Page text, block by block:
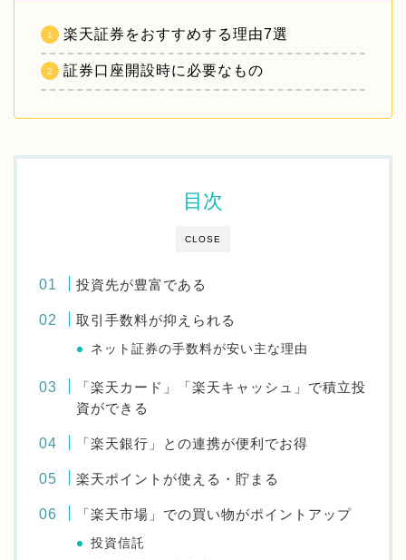
楽天証券をおすすめする理由7選
証券口座開設時に必要なもの
CLOSE
目次
投資先が豊富である
取引手数料が抑えられる
ネット証券の手数料が安い主な理由
「楽天カード」「楽天キャッシュ」で積立投
資ができる
「楽天銀行」との連携が便利でお得
楽天ポイントが使える・貯まる
「楽天市場」での買い物がポイントアップ
投資信託